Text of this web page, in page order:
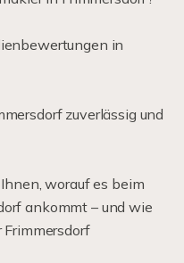
in
zuverlässig und
worauf es beim
ankommt – und wie